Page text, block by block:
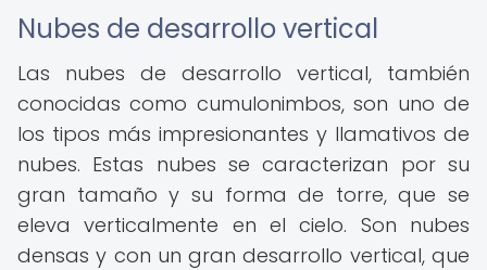
Nubes de desarrollo vertical
Las nubes de desarrollo vertical, también
conocidas como cumulonimbos, son uno de
los tipos más impresionantes y llamativos de
nubes. Estas nubes se caracterizan por su
gran tamaño y su forma de torre, que se
eleva verticalmente en el cielo. Son nubes
densas y con un gran desarrollo vertical, que